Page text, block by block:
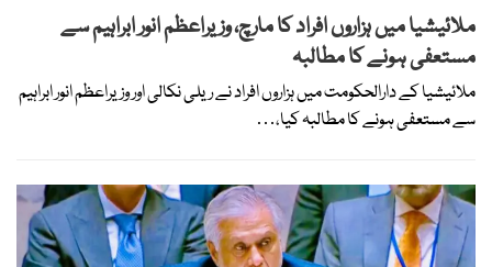
ملائیشیا میں ہزاروں افراد کا مارچ، وزیراعظم انور ابراہیم سے
مستعفی ہونے کا مطالبہ
ملائیشیا کے دارالحکومت میں ہزاروں افراد نے ریلی نکالی اور وزیراعظم انور ابراہیم
سے مستعفی ہونے کا مطالبہ کیا،…